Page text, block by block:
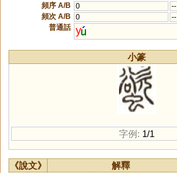
頻序 A/B
0
--
頻次 A/B
0
--
普通話 y
小篆
字例: 1/1
《說文》 解釋